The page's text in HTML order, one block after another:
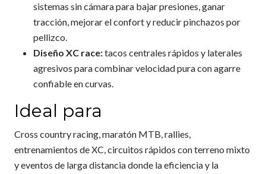
sistemas sin cámara para bajar presiones, ganar
tracción, mejorar el confort y reducir pinchazos por
pellizco.
Diseño XC race:tacos centrales rápidos y laterales
agresivos para combinar velocidad pura con agarre
confiable en curvas.
Ideal para
Cross country racing, maratón MTB, rallies,
entrenamientos de XC, circuitos rápidos con terreno mixto
y eventos de larga distancia donde la eficiencia y la